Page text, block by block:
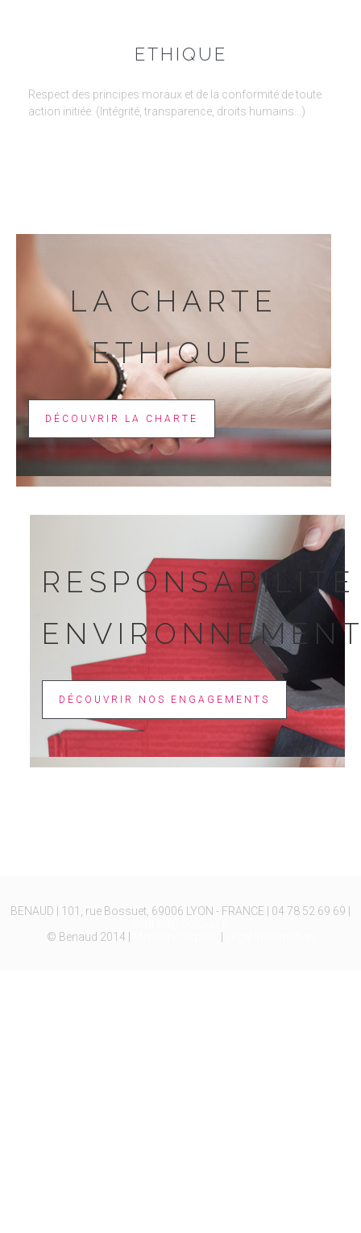
ETHIQUE
Respect des principes moraux et de la conformité de toute
action initiée. (Intégrité, transparence, droits humains…)
LA CHARTE
ETHIQUE
DÉCOUVRIR LA CHARTE
RESPONSABILITÉ
DÉCOUVRIR NOS ENGAGEMENTS
BENAUD | 101, rue Bossuet, 69006 LYON - FRANCE | 04 78 52 69 69 |
© Benaud 2014 |